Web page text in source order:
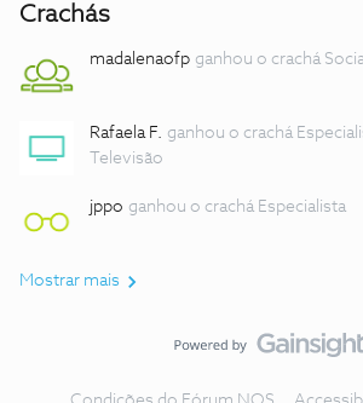
Crachás
madalenaofp ganhou o crachá
Rafaela F. ganhou o crachá
Televisão
jppo ganhou o crachá Especialista
Mostrar mais